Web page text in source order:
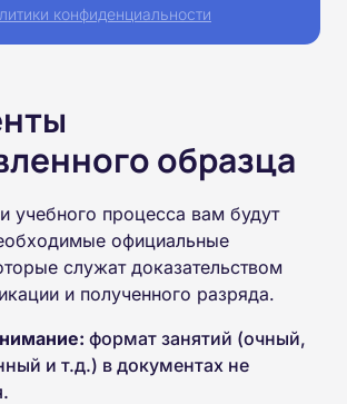
конфиденциальности
образца
учебного процесса вам будут
официальные
служат доказательством
и полученного разряда.
формат занятий (очный,
и т.д.) в документах не